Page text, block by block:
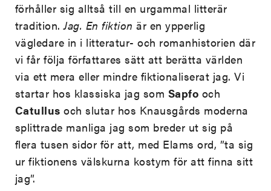
förhåller sig alltså till en urgammal litterär
tradition.Jag. En fiktion är en ypperlig
vägledare in i litteratur- och romanhistorien där
vi får följa författares sätt att berätta världen
via ett mera eller mindre fiktionaliserat jag. Vi
startar hos klassiska jag som Sapfo och
Catullus och slutar hos Knausgårds moderna
splittrade manliga jag som breder ut sig på
flera tusen sidor för att, med Elams ord, ”ta sig
ur fiktionens välskurna kostym för att finna sitt
jag”.